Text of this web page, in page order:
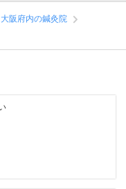
大阪府内の鍼灸院